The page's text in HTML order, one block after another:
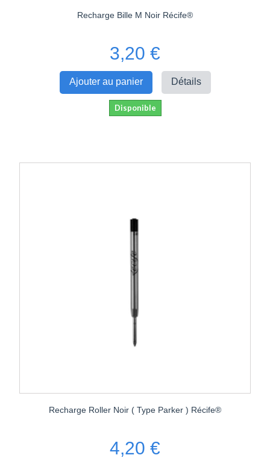
Recharge Bille M Noir Récife®
3,20 €
Ajouter au panier Détails
Disponible
Recharge Roller Noir ( Type Parker ) Récife®
4,20 €